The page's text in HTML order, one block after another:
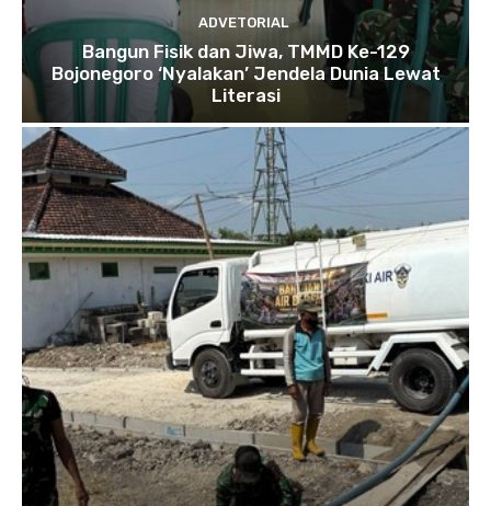
ADVETORIAL
Bangun Fisik dan Jiwa, TMMD Ke-129
Bojonegoro ‘Nyalakan’ Jendela Dunia Lewat
Literasi